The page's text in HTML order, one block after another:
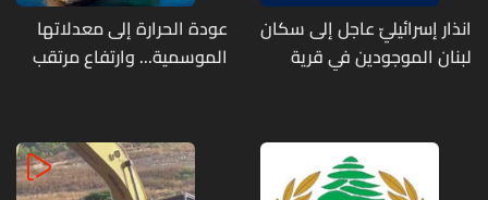
انذار إسرائيليّ عاجل إلى سكان
لبنان الموجودين في قرية
عودة الحرارة إلى معدلاتها
الموسمية... وارتفاع مرتقب